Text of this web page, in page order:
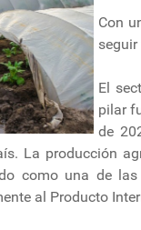
Con
El
pilar
de
La producción
como una de
al Producto